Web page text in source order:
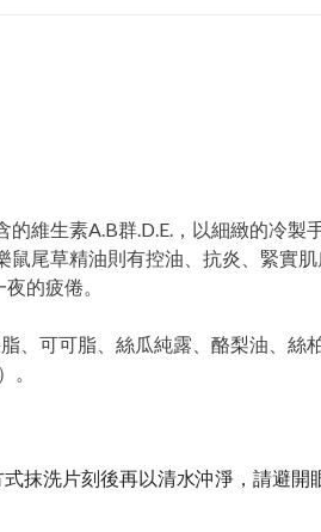
維生素A.B群.D.E.，以細緻的冷製
尾草精油則有控油、抗炎、緊實
的疲倦。
、可可脂、絲瓜純露、酪梨油、絲
。
抹洗片刻後再以清水沖淨，請避開